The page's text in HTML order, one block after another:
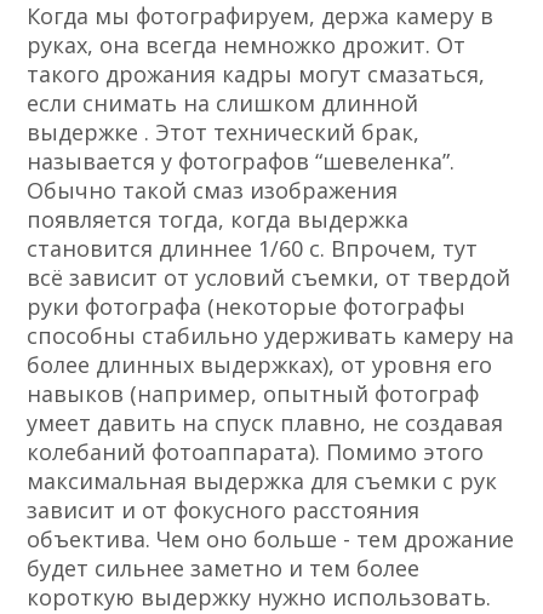
Когда мы фотографируем, держа камеру в
руках, она всегда немножко дрожит. От
такого дрожания кадры могут смазаться,
если снимать на слишком длинной
выдержке . Этот технический брак,
называется у фотографов “шевеленка”.
Обычно такой смаз изображения
появляется тогда, когда выдержка
становится длиннее 1/60 с. Впрочем, тут
всё зависит от условий съемки, от твердой
руки фотографа (некоторые фотографы
способны стабильно удерживать камеру на
более длинных выдержках), от уровня его
навыков (например, опытный фотограф
умеет давить на спуск плавно, не создавая
колебаний фотоаппарата). Помимо этого
максимальная выдержка для съемки с рук
зависит и от фокусного расстояния
объектива. Чем оно больше - тем дрожание
будет сильнее заметно и тем более
короткую выдержку нужно использовать.